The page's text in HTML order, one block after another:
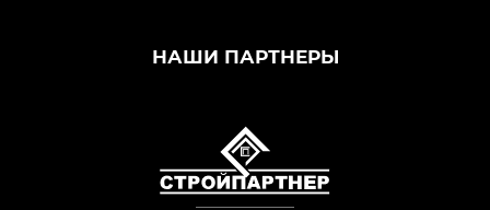
НАШИ ПАРТНЕРЫ